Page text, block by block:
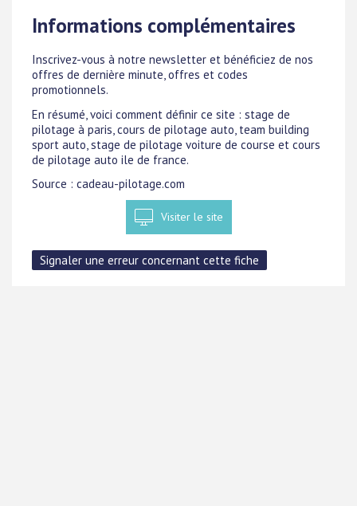
Informations complémentaires
Inscrivez-vous à notre newsletter et bénéficiez de nos
offres de dernière minute, offres et codes
promotionnels.
En résumé, voici comment définir ce site : stage de
pilotage à paris, cours de pilotage auto, team building
sport auto, stage de pilotage voiture de course et cours
de pilotage auto ile de france.
Source : cadeau-pilotage.com
Visiter le site